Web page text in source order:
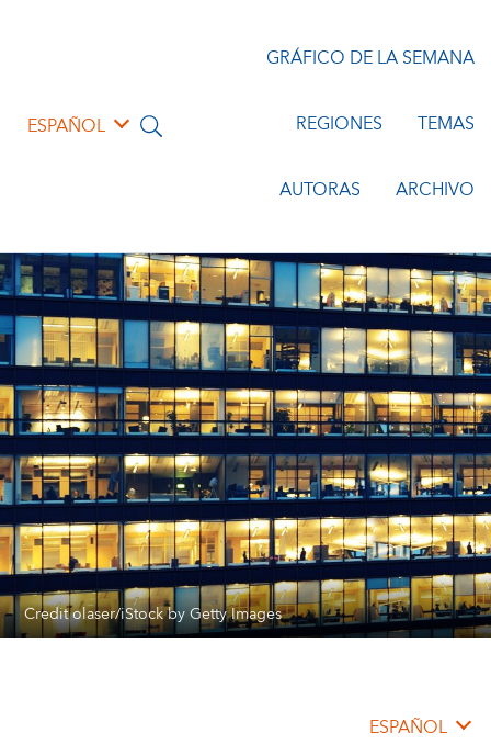
ESPAÑOL
GRÁFICO DE LA SEMANA
REGIONES TEMAS
AUTORAS ARCHIVO
Credit olaser/iStock by Getty Images
ESPAÑOL